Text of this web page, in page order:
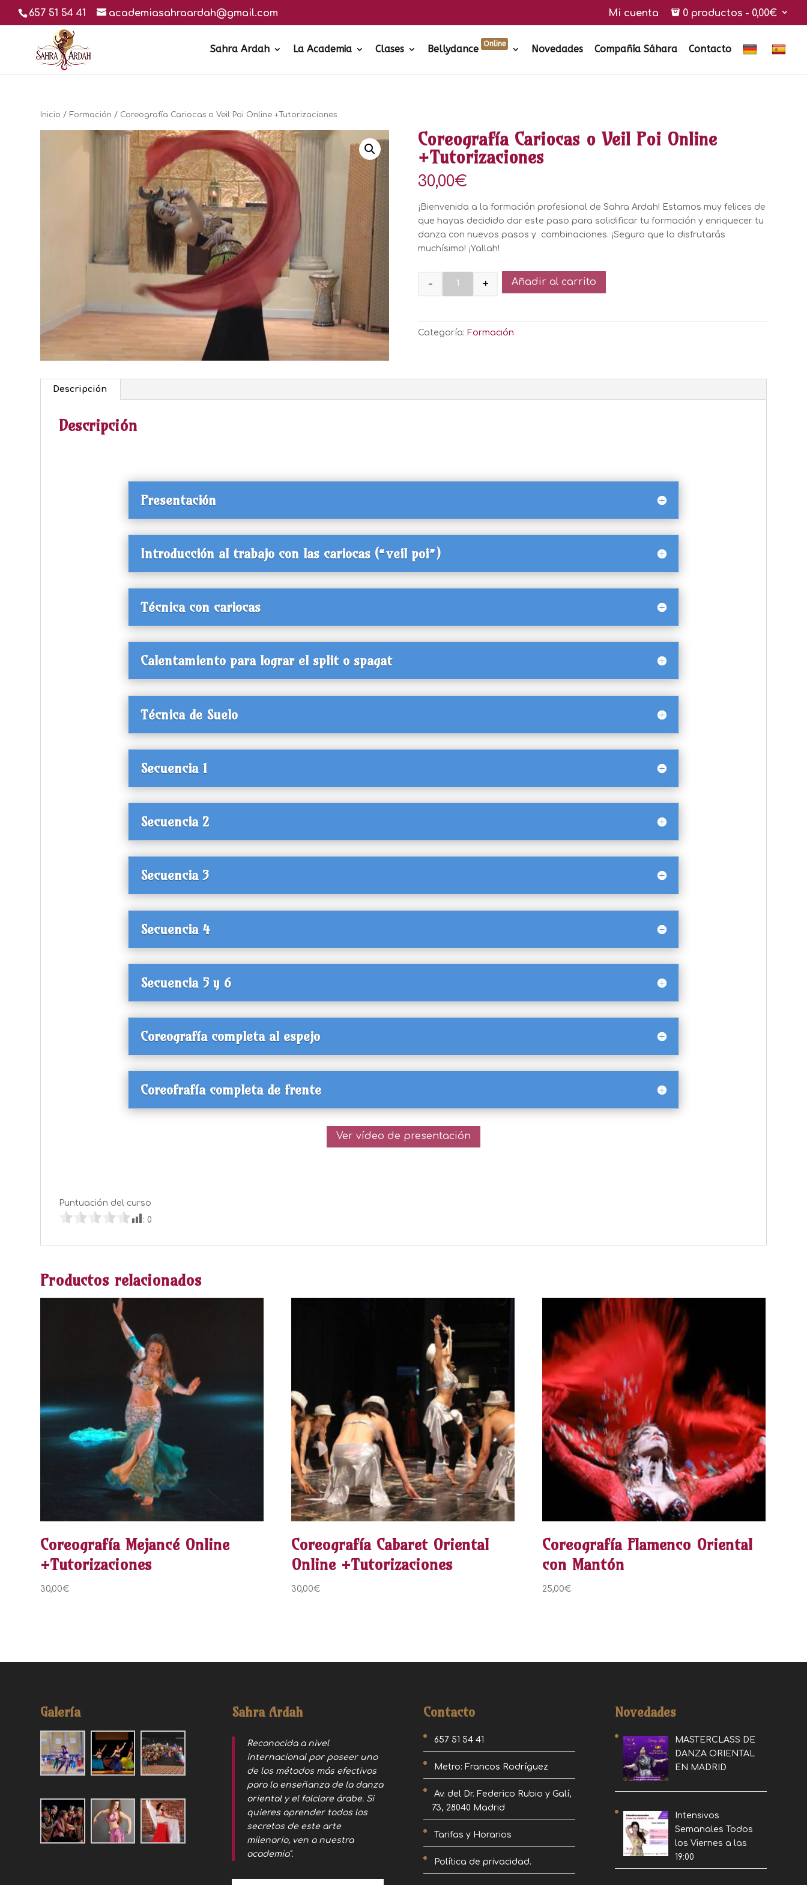
657 51 54 41 academiasahraardah@gmail.com Mi cuenta 0 productos 0,00€
Sahra Ardah La Academia Clases Bellydance Online Novedades Compañía Sáhara Contacto
Inicio / Formación / Coreografía Cariocas o Veil Poi Online +Tutorizaciones
Coreografía Cariocas o Veil Poi Online
+Tutorizaciones
30,00€
¡Bienvenida a la formación profesional de Sahra Ardah! Estamos muy felices de
que hayas decidido dar este paso para solidificar tu formación y enriquecer tu
danza con nuevos pasos y combinaciones. ¡Seguro que lo disfrutarás
muchísimo! ¡Yallah!
- + Añadir al carrito
Categoría: Formación
Descripción
Descripción
Presentación
Introducción al trabajo con las cariocas (“veil poi”)
Técnica con cariocas
Calentamiento para lograr el split o spagat
Técnica de Suelo
Secuencia 1
Secuencia 2
Secuencia 3
Secuencia 4
Secuencia 5 y 6
Coreografía completa al espejo
Coreofrafía completa de frente
Ver vídeo de presentación
Puntuación del curso
: 0
Productos relacionados
Coreografía Mejancé Online
+Tutorizaciones
30,00€
Coreografía Cabaret Oriental
Online +Tutorizaciones
30,00€
Coreografía Flamenco Oriental
con Mantón
25,00€
Galería Sahra Ardah
Reconocida a nivel
internacional por poseer uno
de los métodos más efectivos
para la enseñanza de la danza
oriental y el folclore árabe. Si
quieres aprender todos los
secretos de este arte
milenario, ven a nuestra
academia".
Contacto
657 51 54 41
Metro: Francos Rodríguez
Av. del Dr. Federico Rubio y Galí,
73, 28040 Madrid
Tarifas y Horarios
Política de privacidad.
Novedades
MASTERCLASS DE
DANZA ORIENTAL
EN MADRID
Intensivos
Semanales Todos
los Viernes a las
19:00